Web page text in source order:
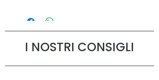
I NOSTRI CONSIGLI